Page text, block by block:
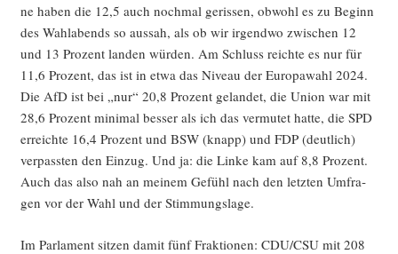
ne haben die 12,5 auch noch­mal geris­sen, obwohl es zu Beginn
des Wahl­abends so aus­sah, als ob wir irgend­wo zwi­schen 12
und 13 Pro­zent lan­den wür­den. Am Schluss reich­te es nur für
11,6 Pro­zent, das ist in etwa das Niveau der Euro­pa­wahl 2024.
Die AfD ist bei „nur“ 20,8 Pro­zent gelan­det, die Uni­on war mit
28,6 Pro­zent mini­mal bes­ser als ich das ver­mu­tet hat­te, die SPD
erreich­te 16,4 Pro­zent und BSW (knapp) und FDP (deut­lich)
ver­pass­ten den Ein­zug. Und ja: die Lin­ke kam auf 8,8 Pro­zent.
Auch das also nah an mei­nem Gefühl nach den letz­ten Umfra­
gen vor der Wahl und der Stimmungslage.
Im Par­la­ment sit­zen damit fünf Frak­tio­nen: CDU/CSU mit 208